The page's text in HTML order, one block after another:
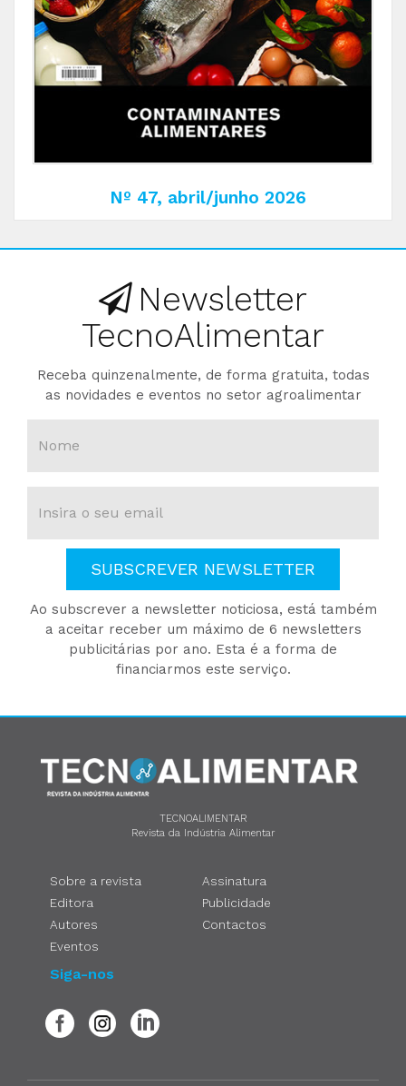
Nº 47, abril/junho 2026
Newsletter
TecnoAlimentar
Receba quinzenalmente, de forma gratuita, todas
as novidades e eventos no setor agroalimentar
SUBSCREVER NEWSLETTER
Ao subscrever a newsletter noticiosa, está também
a aceitar receber um máximo de 6 newsletters
publicitárias por ano. Esta é a forma de
financiarmos este serviço.
TECNOALIMENTAR
Revista da Indústria Alimentar
Sobre a revista
Editora
Autores
Eventos
Assinatura
Publicidade
Contactos
Siga-nos